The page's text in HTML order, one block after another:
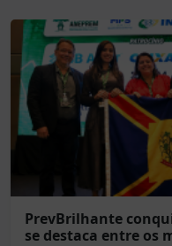
PrevBrilhante
se destaca entre os